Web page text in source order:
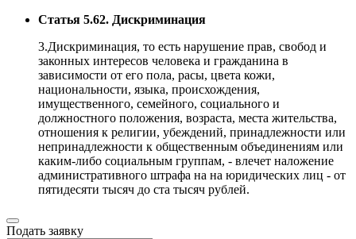
Статья 5.62. Дискриминация
3.Дискриминация, то есть нарушение прав, свобод и
законных интересов человека и гражданина в
зависимости от его пола, расы, цвета кожи,
национальности, языка, происхождения,
имущественного, семейного, социального и
должностного положения, возраста, места жительства,
отношения к религии, убеждений, принадлежности или
непринадлежности к общественным объединениям или
каким-либо социальным группам, - влечет наложение
административного штрафа на на юридических лиц - от
пятидесяти тысяч до ста тысяч рублей.
Подать заявку